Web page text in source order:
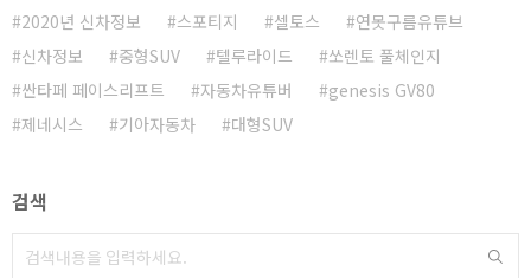
2020년 신차정보
스포티지 셀토스
연못구름유튜브
신차정보
중형SUV 텔루라이드
쏘렌토 풀체인지
싼타페 페이스리프트
자동차유튜버
genesis GV80
제네시스
기아자동차 대형SUV
검색